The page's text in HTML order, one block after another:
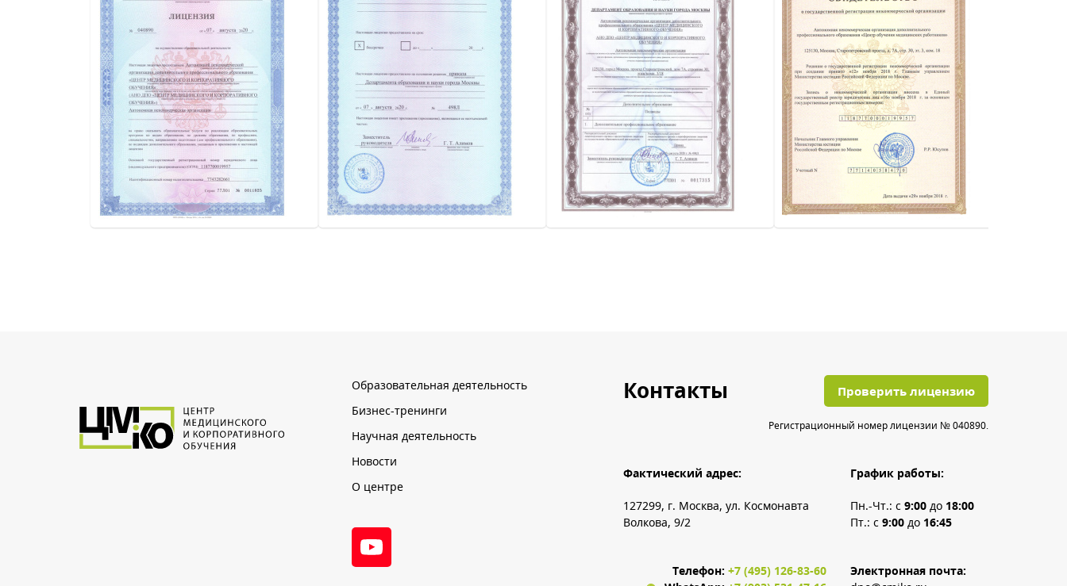
Образовательная деятельность
Бизнес-тренинги
Научная деятельность
Новости
О центре
Контакты Проверить лицензию
Регистрационный номер лицензии № 040890.
Фактический адрес:
127299, г. Москва, ул. Космонавта
Волкова, 9/2
График работы:
Пн.-Чт.: с 9:00до 18:00
Пт.: с 9:00до 16:45
Телефон: +7 (495) 126-83-60
Электронная почта: